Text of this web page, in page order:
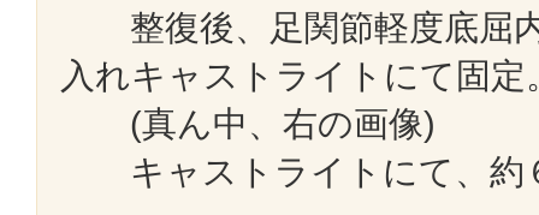
整復後、足関節軽度底屈
入れキャストライトにて固定
(真ん中、右の画像)
キャストライトにて、約